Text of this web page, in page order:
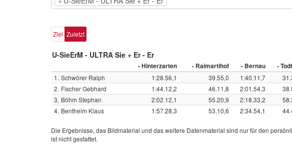
Ziel Zuletzt
U-SieErM - ULTRA Sie + Er - Er
- Hinterzarten - Raimartihof - Bernau -
1. Schwörer Ralph 1:28.56,1 39.55,0 1:40.11,7
2. Fischer Gebhard 1:44.12,2 46.11,8 2:01.54,3
3. Böhm Stephan 2:02.12,1 55.20,9 2:18.33,2
4. Bentheim Klaus 1:57.28,3 53.10,6 2:34.54,1
Die Ergebnisse, das Bildmaterial und das weitere Datenmaterial sind nur für den
ist nicht gestattet.